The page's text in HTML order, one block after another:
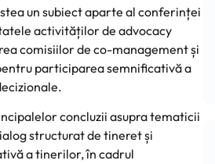
un subiect aparte al conferinței
activităților de advocacy
comisiilor de co-management și
participarea semnificativă a
concluzii asupra tematicii
structurat de tineret și
a tinerilor, în cadrul